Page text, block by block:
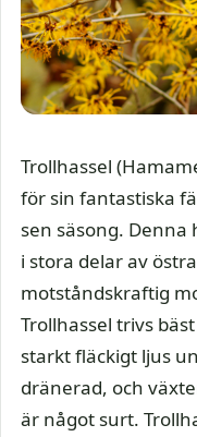
Trollhassel
för sin fantastiska
sen säsong.
i stora delar av
motståndskraftig
Trollhassel trivs
starkt fläckigt ljus
dränerad, och
är något surt.